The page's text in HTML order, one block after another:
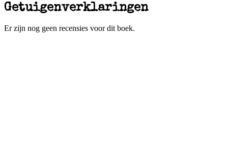
Getuigenverklaringen
Er zijn nog geen recensies voor dit boek.